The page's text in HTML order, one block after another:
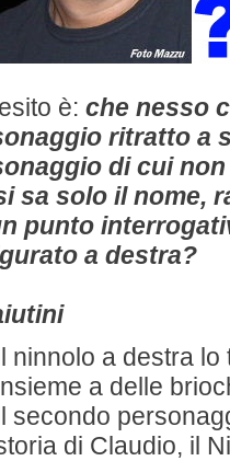
è: che nesso
ritratto a
di cui
sa solo il nome,
punto
a destra?
ninnolo a destra
a delle
secondo
di Claudio, il